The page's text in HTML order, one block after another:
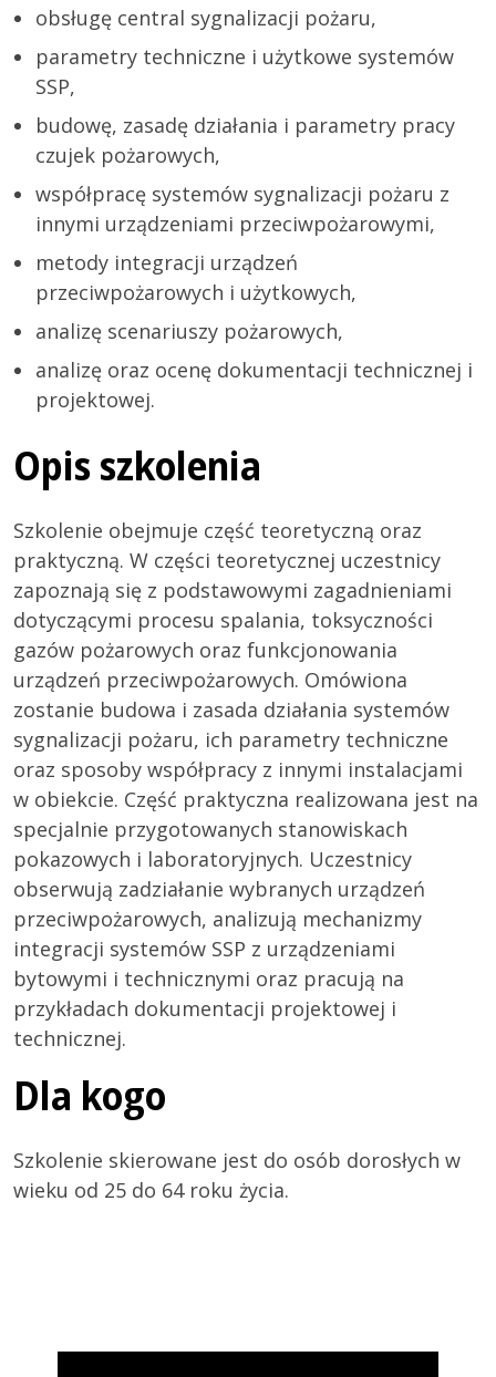
obsługę central sygnalizacji pożaru,
parametry techniczne i użytkowe systemów
SSP,
budowę, zasadę działania i parametry pracy
czujek pożarowych,
współpracę systemów sygnalizacji pożaru z
innymi urządzeniami przeciwpożarowymi,
metody integracji urządzeń
przeciwpożarowych i użytkowych,
analizę scenariuszy pożarowych,
analizę oraz ocenę dokumentacji technicznej i
projektowej.
Opis szkolenia
Szkolenie obejmuje część teoretyczną oraz
praktyczną. W części teoretycznej uczestnicy
zapoznają się z podstawowymi zagadnieniami
dotyczącymi procesu spalania, toksyczności
gazów pożarowych oraz funkcjonowania
urządzeń przeciwpożarowych. Omówiona
zostanie budowa i zasada działania systemów
sygnalizacji pożaru, ich parametry techniczne
oraz sposoby współpracy z innymi instalacjami
w obiekcie. Część praktyczna realizowana jest na
specjalnie przygotowanych stanowiskach
pokazowych i laboratoryjnych. Uczestnicy
obserwują zadziałanie wybranych urządzeń
przeciwpożarowych, analizują mechanizmy
integracji systemów SSP z urządzeniami
bytowymi i technicznymi oraz pracują na
przykładach dokumentacji projektowej i
technicznej.
Dla kogo
Szkolenie skierowane jest do osób dorosłych w
wieku od 25 do 64 roku życia.